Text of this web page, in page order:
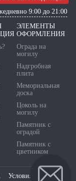
9:00 до 21:00
ЭЛЕМЕНТЫ
ОФОРМЛЕНИЯ
Ограда на
могилу
Надгробная
плита
Мемориальная
доска
Цоколь на
могилу
Памятник с
оградой
Памятник с
цветником
Условия